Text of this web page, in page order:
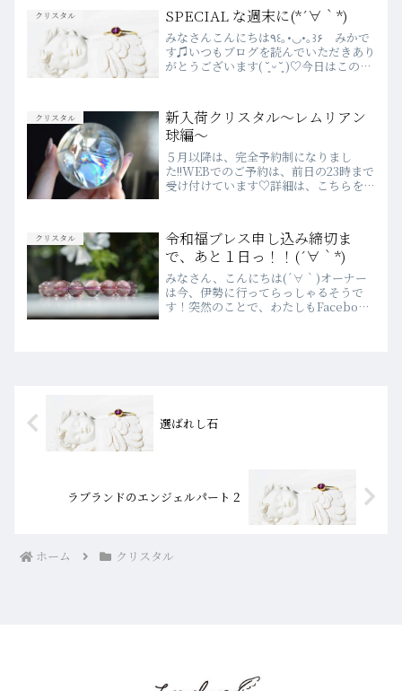
以上のお買い上げで送料無料とさせてい
ただきますみなさ...
クリスタル SPECIAL な週末に(*´∀｀*)
みなさんこんにちは٩꒰｡•◡•｡꒱۶ みかで
す♫いつもブログを読んでいただきあり
がとうございます( ˘͈ ᵕ ˘͈ )♡今日はこのコ
ですが、キラキラの輝きがシャンパン
の...
クリスタル
新入荷クリスタル～レムリアン
球編～
５月以降は、完全予約制になりまし
た!!WEBでのご予約は、前日の23時まで
受け付けています♡詳細は、こちらをご
以上のお買い上げで送料無料とさせてい
ただきます8/1...
クリスタル
令和福ブレス申し込み締切ま
で、あと１日っ！！(´∀｀*)
みなさん、こんにちは(´∀｀)オーナー
は今、伊勢に行ってらっしゃるそうで
す！突然のことで、わたしもFacebook
選ばれし石
ラブランドのエンジェルパート２
ホーム クリスタル